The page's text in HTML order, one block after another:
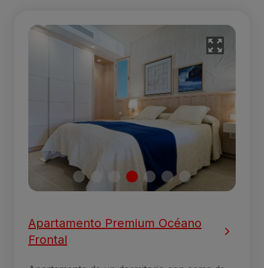
Apartamento Premium Océano
Frontal